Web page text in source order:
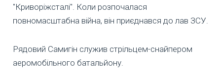
"Криворіжсталі". Коли розпочалася
повномасштабна війна, він приєднався до лав ЗСУ.
Рядовий Самигін служив стрільцем-снайпером
аеромобільного батальйону.